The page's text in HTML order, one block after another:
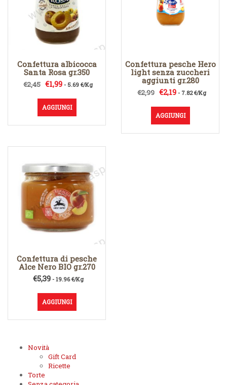
Confettura albicocca
Santa Rosa gr.350
€2,45 Il
originale
era:
€2,45.
€1,99Il
attuale
è:
€1,99.
- 5.69 €/Kg
AGGIUNGI
Confettura pesche Hero
light senza zuccheri
aggiunti gr.280
€2,99 Il
originale
era:
€2,99.
€2,19Il
attuale
è:
€2,19.
- 7.82 €/Kg
AGGIUNGI
Confettura di pesche
Alce Nero BIO gr.270
€5,39- 19.96 €/Kg
AGGIUNGI
Novità
Gift Card
Ricette
Torte